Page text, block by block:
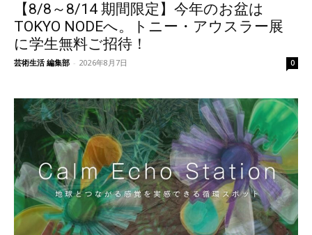
【8/8～8/14 期間限定】今年のお盆は
TOKYO NODEへ。トニー・アウスラー展
に学生無料ご招待！
芸術生活 編集部 - 2026年8月7日 0